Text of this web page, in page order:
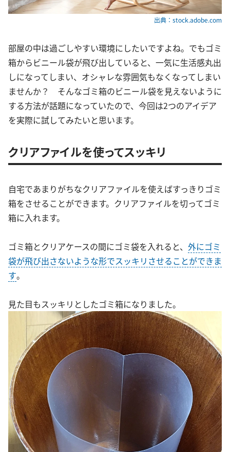
出典：stock.adobe.com
部屋の中は過ごしやすい環境にしたいですよね。でもゴミ
箱からビニール袋が飛び出していると、一気に生活感丸出
しになってしまい、オシャレな雰囲気もなくなってしまい
ませんか？ そんなゴミ箱のビニール袋を見えないように
する方法が話題になっていたので、今回は2つのアイデア
を実際に試してみたいと思います。
クリアファイルを使ってスッキリ
自宅であまりがちなクリアファイルを使えばすっきりゴミ
箱をさせることができます。クリアファイルを切ってゴミ
箱に入れます。
ゴミ箱とクリアケースの間にゴミ袋を入れると、 外にゴミ
袋が飛び出さないような形でスッキリさせることができま
す。
見た目もスッキリとしたゴミ箱になりました。